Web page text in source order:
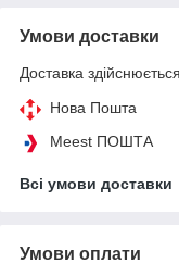
Умови доставки
Доставка
Нова Пошта
Meest ПОШТА
Всі умови доставки
Умови оплати